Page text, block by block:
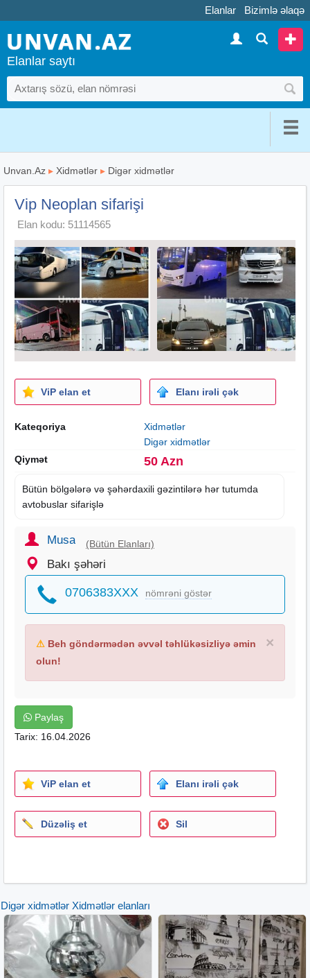
Elanlar Bizimlə əlaqə
Elanlar saytı
Unvan.Az ▸ Xidmətlər ▸ Digər xidmətlər
Vip Neoplan sifarişi
Elan kodu: 51114565
ViP elan et Elanı irəli çək
Kateqoriya
Xidmətlər
Digər xidmətlər
Qiymət
50 Azn
Bütün bölgələrə və şəhərdaxili gəzintilərə hər tutumda
avtobuslar sifarişlə
Musa (Bütün Elanları)
Bakı şəhəri
0706383XXX nömrəni göstər
×
⚠ Beh göndərmədən əvvəl təhlükəsizliyə əmin
olun!
Paylaş
Tarix: 16.04.2026
ViP elan et Elanı irəli çək
Düzəliş et Sil
Digər xidmətlər Xidmətlər elanları